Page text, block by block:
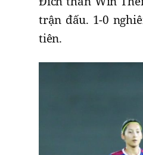
trận đấu. 1-0
tiên.